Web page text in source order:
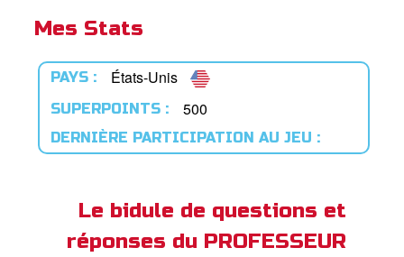
de langue
Mes Stats
PAYS : États-Unis
SUPERPOINTS : 500
DERNIÈRE PARTICIPATION AU JEU :
Le bidule de questions et
réponses du PROFESSEUR